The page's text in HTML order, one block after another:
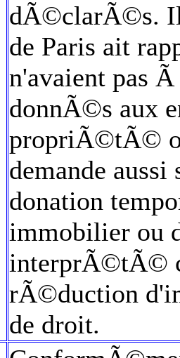
dÃ©clarÃ©s. Il
de Paris ait
n'avaient pas
donnÃ©s aux
propriÃ©tÃ©
demande
donation
immobilier ou
interprÃ©tÃ©
rÃ©duction
de droit.